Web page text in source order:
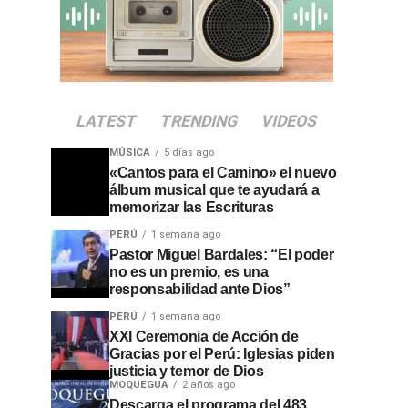
LATEST TRENDING VIDEOS
MÚSICA 5 días ago
«Cantos para el Camino» el nuevo
álbum musical que te ayudará a
memorizar las Escrituras
PERÚ 1 semana ago
Pastor Miguel Bardales: “El poder
no es un premio, es una
responsabilidad ante Dios”
PERÚ 1 semana ago
XXI Ceremonia de Acción de
Gracias por el Perú: Iglesias piden
justicia y temor de Dios
MOQUEGUA 2 años ago
Descarga el programa del 483